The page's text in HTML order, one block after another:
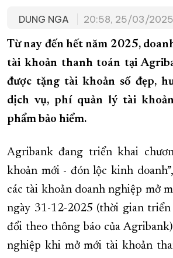
XÂY DỰNG NÔNG THÔN MỚI LỊCH CẮT
TÀU - XE - MÁY BAY
KỶ NIỆM 370 NĂM XÂY DỰNG VÀ PHÁT
KHOẢNH KHẮC ĐẸP XỨ TRẦM
XÂY DỰNG KHÁNH HÒA TRỞ THÀNH
ĐẠI HỘI ĐẢNG CÁC CẤP
DUNG NGA 20:58, 25/03/2025
Từ nay đến hết năm 2025,
tài khoản thanh toán tại
được tặng tài khoản số đẹp,
dịch vụ, phí quản lý tài
phẩm bảo hiểm.
Agribank đang triển khai
khoản mới - đón lộc kinh
các tài khoản doanh nghiệp mở
ngày 31-12-2025 (thời gian
đổi theo thông báo của
nghiệp khi mở mới tài khoản